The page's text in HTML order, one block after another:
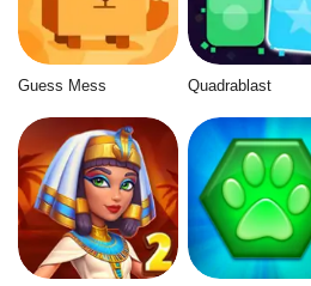
Guess Mess Quadrablast